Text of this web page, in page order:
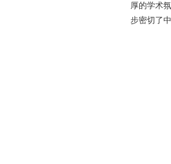
厚的学术
步密切了